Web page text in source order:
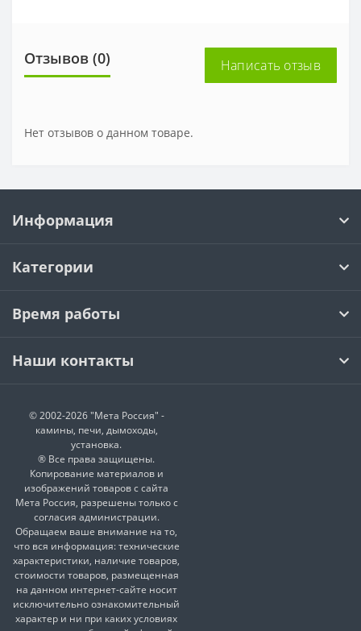
Отзывов (0) Написать отзыв
Нет отзывов о данном товаре.
Информация
Категории
Время работы
Наши контакты
© 2002-2026 "Мета Россия" -
камины, печи, дымоходы,
установка.
® Все права защищены.
Копирование материалов и
изображений товаров с сайта
Мета Россия, разрешены только с
согласия администрации.
Обращаем ваше внимание на то,
что вся информация: технические
характеристики, наличие товаров,
стоимости товаров, размещенная
на данном интернет-сайте носит
исключительно ознакомительный
характер и ни при каких условиях